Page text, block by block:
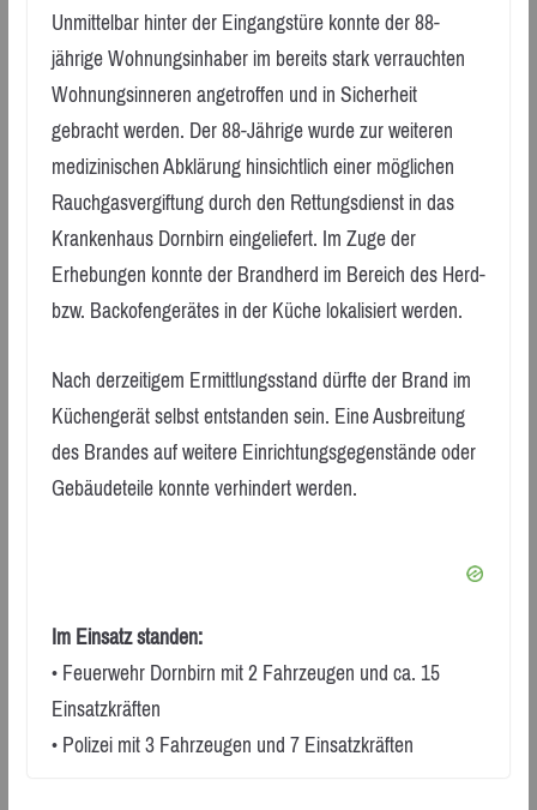
Unmittelbar hinter der Eingangstüre konnte der 88-
jährige Wohnungsinhaber im bereits stark verrauchten
Wohnungsinneren angetroffen und in Sicherheit
gebracht werden. Der 88-Jährige wurde zur weiteren
medizinischen Abklärung hinsichtlich einer möglichen
Rauchgasvergiftung durch den Rettungsdienst in das
Krankenhaus Dornbirn eingeliefert. Im Zuge der
Erhebungen konnte der Brandherd im Bereich des Herd-
bzw. Backofengerätes in der Küche lokalisiert werden.
Nach derzeitigem Ermittlungsstand dürfte der Brand im
Küchengerät selbst entstanden sein. Eine Ausbreitung
des Brandes auf weitere Einrichtungsgegenstände oder
Gebäudeteile konnte verhindert werden.
Im Einsatz standen:
• Feuerwehr Dornbirn mit 2 Fahrzeugen und ca. 15
Einsatzkräften
• Polizei mit 3 Fahrzeugen und 7 Einsatzkräften